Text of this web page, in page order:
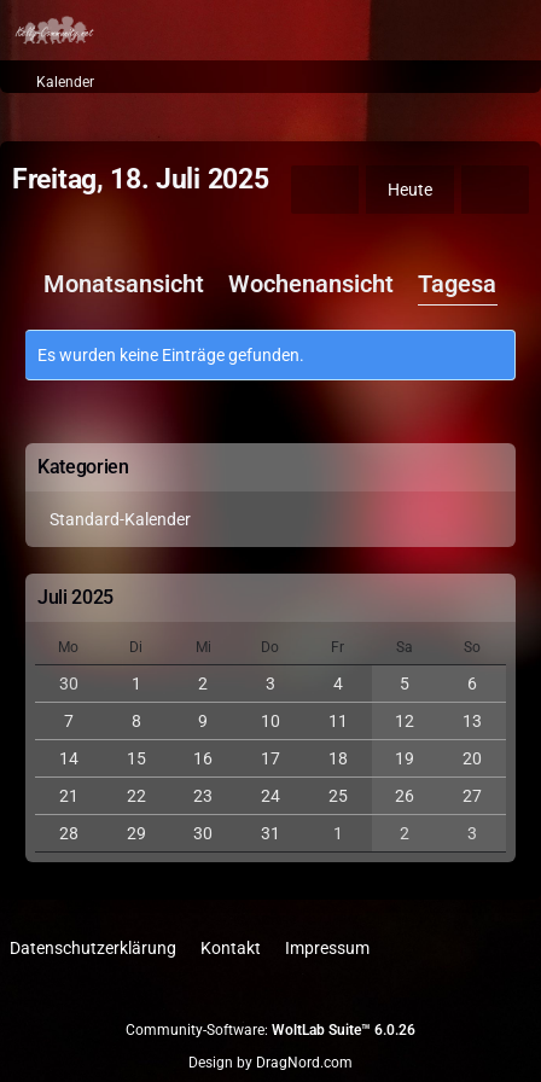
Kalender
Freitag, 18. Juli 2025 Heute
Monatsansicht Wochenansicht
Es wurden keine Einträge gefunden.
Kategorien
Standard-Kalender
Juli 2025
Mo Di Mi Do Fr Sa So
30 1 2 3 4 5
6
7
8 9 10 11 12
13
14
15 16 17 18 19
20
21
22 23 24 25 26
27
28
29 30 31 1 2 3
Datenschutzerklärung Kontakt Impressum
Community-Software: WoltLab Suite™ 6.0.26
Design by DragNord.com